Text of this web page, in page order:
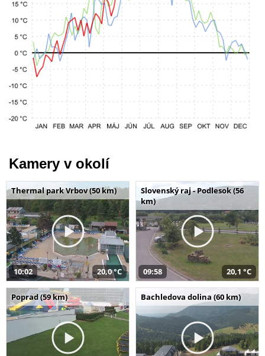
Kamery v okolí
Thermal park Vrbov (50 km)
10:02 20,0 °C
Slovenský raj - Podlesok (56
km)
09:58 20,1 °C
Poprad (59 km) Bachledova dolina (60 km)